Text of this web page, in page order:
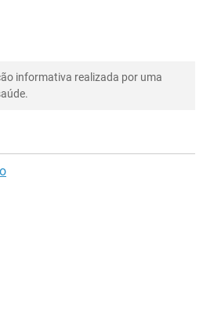
informativa realizada por uma